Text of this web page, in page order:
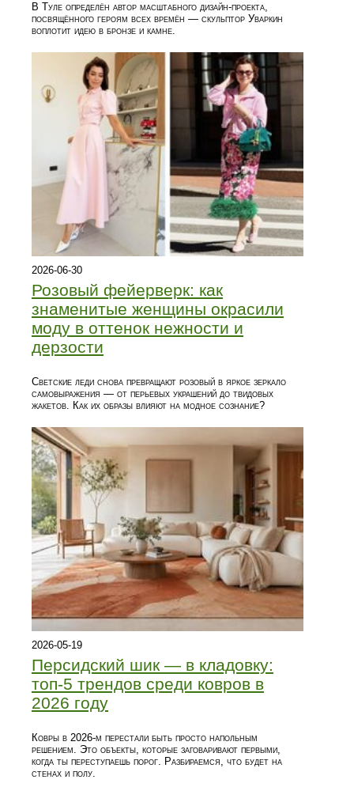
В Туле определён автор масштабного дизайн-проекта,
посвящённого героям всех времён — скульптор Уваркин
воплотит идею в бронзе и камне.
2026-06-30
Розовый фейерверк: как
знаменитые женщины окрасили
моду в оттенок нежности и
дерзости
Светские леди снова превращают розовый в яркое зеркало
самовыражения — от перьевых украшений до твидовых
жакетов. Как их образы влияют на модное сознание?
2026-05-19
Персидский шик — в кладовку:
топ-5 трендов среди ковров в
2026 году
Ковры в 2026-м перестали быть просто напольным
решением. Это объекты, которые заговаривают первыми,
когда ты переступаешь порог. Разбираемся, что будет на
стенах и полу.